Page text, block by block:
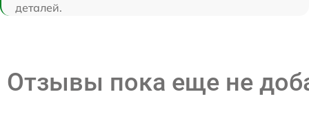
деталей.
Отзывы пока еще не